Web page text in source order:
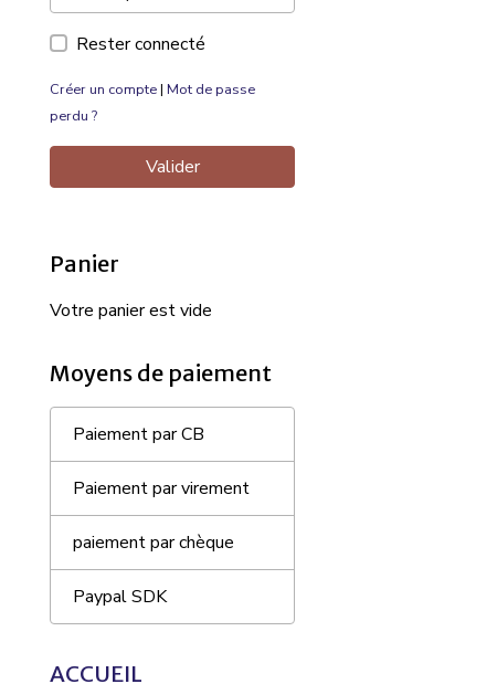
Rester connecté
Créer un compte| Mot de passe
perdu ?
Valider
Panier
Votre panier est vide
Moyens de paiement
Paiement par CB
Paiement par virement
paiement par chèque
Paypal SDK
ACCUEIL